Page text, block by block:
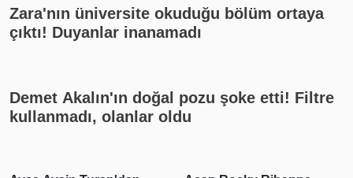
Zara'nın üniversite okuduğu bölüm ortaya
çıktı! Duyanlar inanamadı
Demet Akalın'ın doğal pozu şoke etti! Filtre
kullanmadı, olanlar oldu